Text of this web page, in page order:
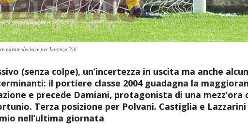
parate decisive per Lorenzo Viti
(senza colpe), un’incertezza in uscita ma anche
il portiere classe 2004 guadagna la
e precede Damiani, protagonista di una
Terza posizione per Polvani. Castiglia e Lazzarini
nell’ultima giornata